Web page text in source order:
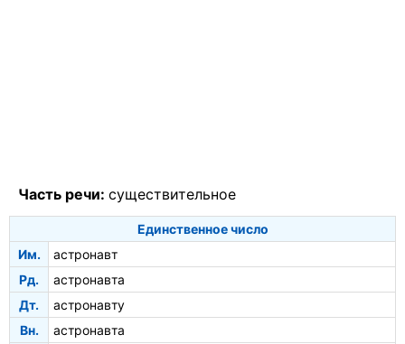
Часть речи: существительное
Единственное число
Им.
астронавт
Рд.
астронавта
Дт.
астронавту
Вн.
астронавта